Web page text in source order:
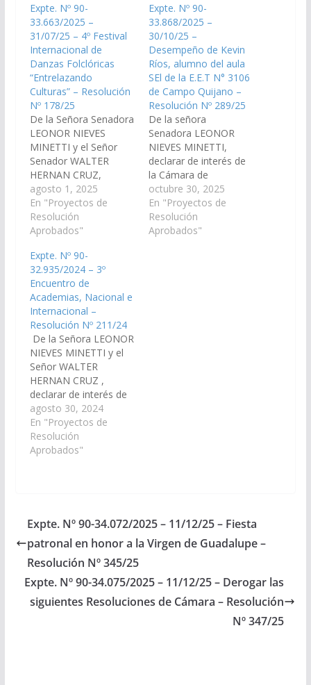
Expte. Nº 90-
33.663/2025 –
31/07/25 – 4º Festival
Internacional de
Danzas Folclóricas
“Entrelazando
Culturas” – Resolución
Nº 178/25
De la Señora Senadora
LEONOR NIEVES
MINETTI y el Señor
Senador WALTER
HERNAN CRUZ,
declarar de interés de
la Cámara de
Senadores el 4º
Festival Internacional
"Entrelazando
Culturas" a llevarse a
cabo entre los días 07
al 11 de noviembre, en
el municipio Campo
Quijano,
departamento
Rosario…
agosto 1, 2025
En "Proyectos de
Resolución
Aprobados"
Expte. Nº 90-
33.868/2025 –
30/10/25 –
Desempeño de Kevin
Ríos, alumno del aula
SEl de la E.E.T N° 3106
de Campo Quijano –
Resolución Nº 289/25
De la señora
Senadora LEONOR
NIEVES MINETTI,
declarar de interés de
la Cámara de
Senadores el
desempeño de Kevin
Ríos, alumno del aula
SEl de la E.E.T N° 3106
octubre 30, 2025
En "Proyectos de
Resolución
Aprobados"
Expte. Nº 90-
32.935/2024 – 3º
Encuentro de
Academias, Nacional e
Internacional –
Resolución Nº 211/24
De la Señora LEONOR
NIEVES MINETTI y el
Señor WALTER
HERNAN CRUZ ,
declarar de interés de
la Cámara de
Senadores el
Festiquijano 2024, el 3º
Encuentro de
cabo desde el 08 al 10
de noviembre del
corriente año en el
municipio…
agosto 30, 2024
En "Proyectos de
Resolución
Aprobados"
Expte. Nº 90-34.072/2025 – 11/12/25 – Fiesta
patronal en honor a la Virgen de Guadalupe –
Resolución Nº 345/25
Expte. Nº 90-34.075/2025 – 11/12/25 – Derogar las
siguientes Resoluciones de Cámara – Resolución
Nº 347/25